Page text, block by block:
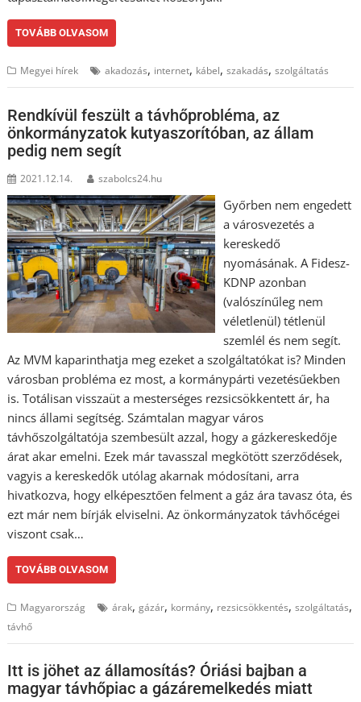
TOVÁBB OLVASOM
Megyei hírek akadozás, internet, kábel,szakadás,szolgáltatás
Rendkívül feszült a távhőprobléma, az
önkormányzatok kutyaszorítóban, az állam
pedig nem segít
2021.12.14. szabolcs24.hu
Győrben nem engedett
a városvezetés a
kereskedő
nyomásának. A Fidesz-
KDNP azonban
(valószínűleg nem
véletlenül) tétlenül
szemlél és nem segít.
Az MVM kaparinthatja meg ezeket a szolgáltatókat is? Minden
városban probléma ez most, a kormánypárti vezetésűekben
is. Totálisan visszaüt a mesterséges rezsicsökkentett ár, ha
nincs állami segítség. Számtalan magyar város
távhőszolgáltatója szembesült azzal, hogy a gázkereskedője
árat akar emelni. Ezek már tavasszal megkötött szerződések,
vagyis a kereskedők utólag akarnak módosítani, arra
hivatkozva, hogy elképesztően felment a gáz ára tavasz óta, és
ezt már nem bírják elviselni. Az önkormányzatok távhőcégei
viszont csak…
TOVÁBB OLVASOM
Magyarország árak,gázár, kormány, rezsicsökkentés,szolgáltatás,
távhő
Itt is jöhet az államosítás? Óriási bajban a
magyar távhőpiac a gázáremelkedés miatt